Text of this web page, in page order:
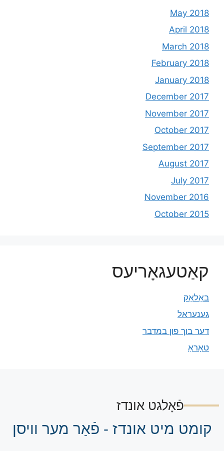
May 2018
April 2018
March 2018
February 2018
January 2018
December 2017
November 2017
October 2017
September 2017
August 2017
July 2017
November 2016
October 2015
קאַטעגאָריעס
באַלאַק
גענעראל
דער בוך פון במדבר
טאָראַ
פֿאָלגט אונדז
קומט מיט אונדז - פֿאַר מער וויסן